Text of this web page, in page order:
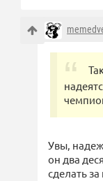
Увы,
он два
сделать за